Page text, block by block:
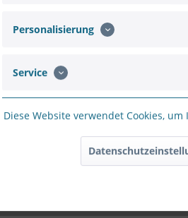
Daten Downloads
"HIKVISION Decoder DS-
Funktionen ausgestattet
"HIKVISION Decoder DS-
Personalisierung
Service
Diese Website verwendet Cookies,